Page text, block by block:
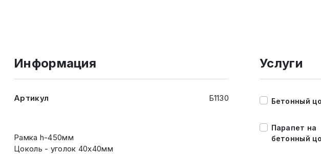
Информация
Артикул Б1130
Рамка h-450мм
Цоколь - уголок 40х40мм
Услуги
Бетонный
Парапет на
бетонный